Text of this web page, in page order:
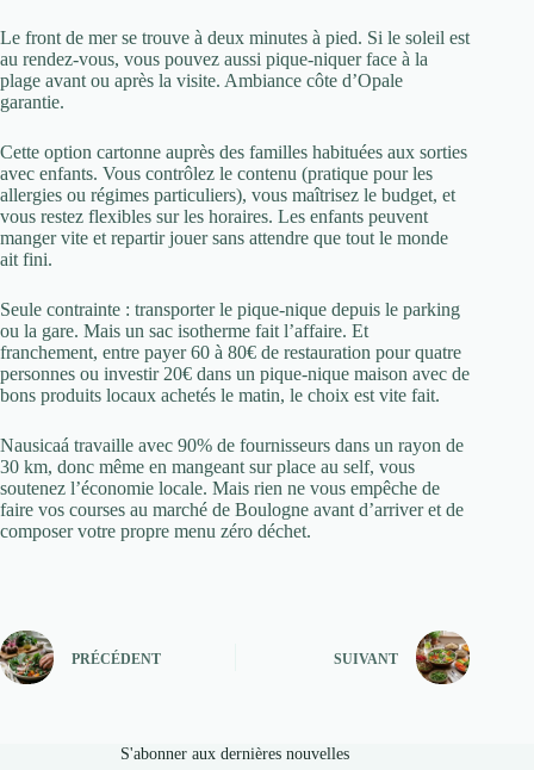
Le front de mer se trouve à deux minutes à pied. Si le soleil est
au rendez-vous, vous pouvez aussi pique-niquer face à la
plage avant ou après la visite. Ambiance côte d’Opale
garantie.
Cette option cartonne auprès des familles habituées aux sorties
avec enfants. Vous contrôlez le contenu (pratique pour les
allergies ou régimes particuliers), vous maîtrisez le budget, et
vous restez flexibles sur les horaires. Les enfants peuvent
manger vite et repartir jouer sans attendre que tout le monde
ait fini.
Seule contrainte : transporter le pique-nique depuis le parking
ou la gare. Mais un sac isotherme fait l’affaire. Et
franchement, entre payer 60 à 80€ de restauration pour quatre
personnes ou investir 20€ dans un pique-nique maison avec de
bons produits locaux achetés le matin, le choix est vite fait.
Nausicaá travaille avec 90% de fournisseurs dans un rayon de
30 km, donc même en mangeant sur place au self, vous
soutenez l’économie locale. Mais rien ne vous empêche de
faire vos courses au marché de Boulogne avant d’arriver et de
composer votre propre menu zéro déchet.
PRÉCÉDENT SUIVANT
S'abonner aux dernières nouvelles